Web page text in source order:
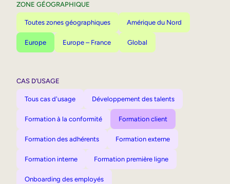
ZONE GÉOGRAPHIQUE
Toutes zones géographiques Amérique du Nord
Europe Europe – France Global
CAS D’USAGE
Tous cas d'usage Développement des talents
Formation à la conformité Formation client
Formation des adhérents Formation externe
Formation interne Formation première ligne
Onboarding des employés